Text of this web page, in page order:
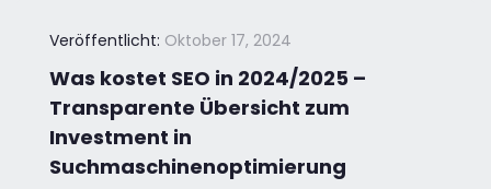
Veröffentlicht: Oktober 17, 2024
Was kostet SEO in 2024/2025 –
Transparente Übersicht zum
Investment in
Suchmaschinenoptimierung